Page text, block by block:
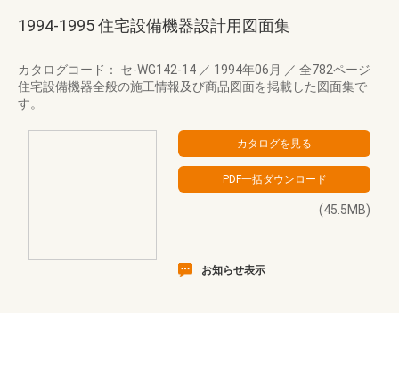
1994-1995 住宅設備機器設計用図面集
カタログコード： セ-WG142-14 ／ 1994年06月 ／ 全782ページ
住宅設備機器全般の施工情報及び商品図面を掲載した図面集で
す。
(45.5MB)
お知らせ表示